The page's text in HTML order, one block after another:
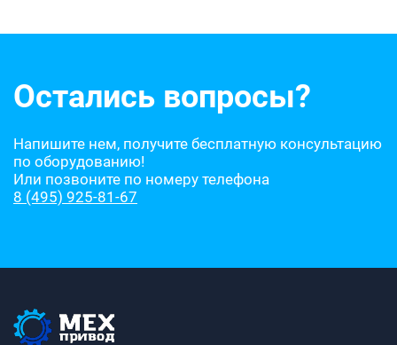
Остались вопросы?
Напишите нем, получите бесплатную консультацию
по оборудованию!
Или позвоните по номеру телефона
8 (495) 925-81-67